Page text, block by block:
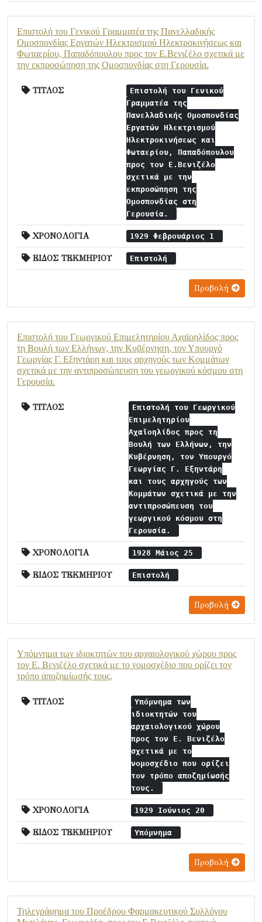
Επιστολή του Γενικού Γραμματέα της Πανελλαδικής
Ομοσπονδίας Εργατών Ηλεκτρισμού Ηλεκτροκινήσεως και
Φωταερίου, Παπαδόπουλου προς τον Ε.Βενιζέλο σχετικά με
την εκπροσώπηση της Ομοσπονδίας στη Γερουσία.
ΤΙΤΛΟΣ
Επιστολή του Γενικού
Γραμματέα της
Πανελλαδικής Ομοσπονδίας
Εργατών Ηλεκτρισμού
Ηλεκτροκινήσεως και
Φωταερίου, Παπαδόπουλου
προς τον Ε.Βενιζέλο
σχετικά με την
εκπροσώπηση της
Ομοσπονδίας στη
Γερουσία.
ΧΡΟΝΟΛΟΓΙΑ 1929 Φεβρουάριος 1
ΕΙΔΟΣ ΤΕΚΜΗΡΙΟΥ Επιστολή
Προβολή
Επιστολή του Γεωργικού Επιμελητηρίου Αχαϊοηλίδος προς
τη Βουλή των Ελλήνων, την Κυβέρνηση, τον Υπουργό
Γεωργίας Γ. Εξηντάρη και τους αρχηγούς των Κομμάτων
σχετικά με την αντιπροσώπευση του γεωργικού κόσμου στη
Γερουσία.
ΤΙΤΛΟΣ
Επιστολή του Γεωργικού
Επιμελητηρίου
Αχαϊοηλίδος προς τη
Βουλή των Ελλήνων, την
Κυβέρνηση, τον Υπουργό
Γεωργίας Γ. Εξηντάρη
και τους αρχηγούς των
Κομμάτων σχετικά με την
αντιπροσώπευση του
γεωργικού κόσμου στη
Γερουσία.
ΧΡΟΝΟΛΟΓΙΑ 1928 Μάιος 25
ΕΙΔΟΣ ΤΕΚΜΗΡΙΟΥ Επιστολή
Προβολή
Υπόμνημα των ιδιοκτητών του αρχαιολογικού χώρου προς
τον Ε. Βενιζέλο σχετικά με το νομοσχέδιο που ορίζει τον
τρόπο αποζημίωσής τους.
ΤΙΤΛΟΣ
Υπόμνημα των
ιδιοκτητών του
αρχαιολογικού χώρου
προς τον Ε. Βενιζέλο
σχετικά με το
νομοσχέδιο που ορίζει
τον τρόπο αποζημίωσής
τους.
ΧΡΟΝΟΛΟΓΙΑ 1929 Ιούνιος 20
ΕΙΔΟΣ ΤΕΚΜΗΡΙΟΥ Υπόμνημα
Προβολή
Τηλεγράφημα του Προέδρου Φαρμακευτικού Συλλόγου